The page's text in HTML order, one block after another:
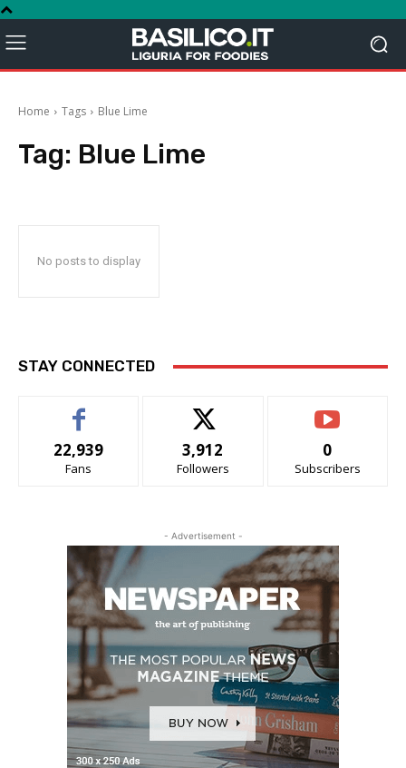
Home Tags Blue Lime
Tag: Blue Lime
No posts to display
STAY CONNECTED
22,939
Fans
3,912
Followers
0
Subscribers
- Advertisement -